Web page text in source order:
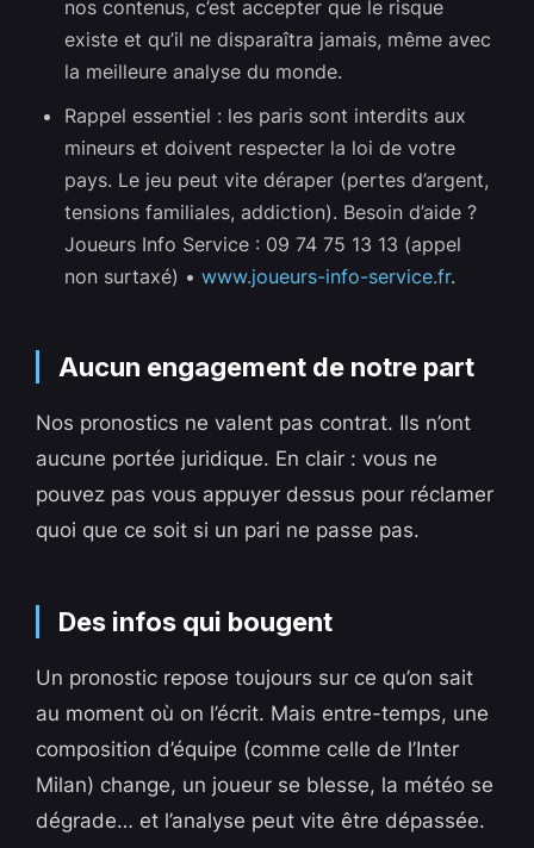
nos contenus, c’est accepter que le risque
existe et qu’il ne disparaîtra jamais, même avec
la meilleure analyse du monde.
Rappel essentiel : les paris sont interdits aux
mineurs et doivent respecter la loi de votre
pays. Le jeu peut vite déraper (pertes d’argent,
tensions familiales, addiction). Besoin d’aide ?
Joueurs Info Service : 09 74 75 13 13 (appel
non surtaxé) •www.joueurs-info-service.fr.
Aucun engagement de notre part
Nos pronostics ne valent pas contrat. Ils n’ont
aucune portée juridique. En clair : vous ne
pouvez pas vous appuyer dessus pour réclamer
quoi que ce soit si un pari ne passe pas.
Des infos qui bougent
Un pronostic repose toujours sur ce qu’on sait
au moment où on l’écrit. Mais entre-temps, une
composition d’équipe (comme celle de l’Inter
Milan) change, un joueur se blesse, la météo se
dégrade… et l’analyse peut vite être dépassée.